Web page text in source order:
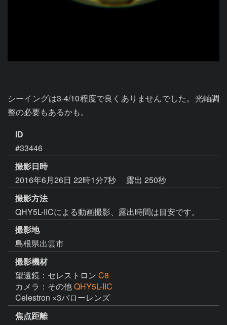
シーイングは3-4/10程度で良くありませんでした。光軸調
整の必要もあるかも。
ID
#33446
撮影日時
2016年6月26日 22時1分7秒
露出 250秒
撮影方法
QHY5L-IICによる動画撮影、露出時間は目安です。
撮影地
島根県出雲市
撮影機材
望遠鏡：セレストロン C8
カメラ：その他QHY5L-IIC
Celestron ×3バローレンズ
焦点距離